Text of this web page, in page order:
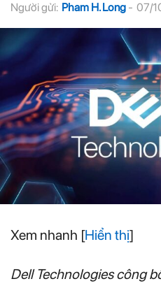
Người gửi: Pham H. Long - 07/
Xem nhanh [Hiển thị]
Dell Technologies công